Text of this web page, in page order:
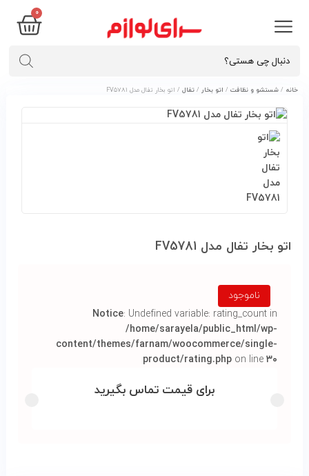
۰
خانه / شستشو و نظافت/ اتو بخار / تفال/ اتو بخار تفال مدل FV5781
اتو بخار تفال مدل FV5781
ناموجود
Notice: Undefined variable: rating_count in
/home/sarayela/public_html/wp-
content/themes/farnam/woocommerce/single-
product/rating.php on line۳۰
برای قیمت تماس بگیرید